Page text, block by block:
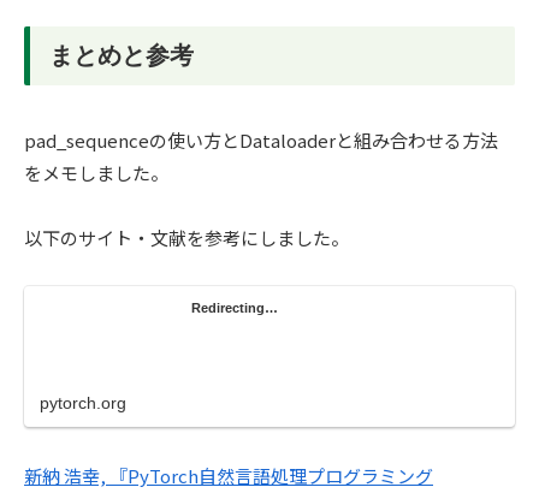
まとめと参考
pad_sequenceの使い方とDataloaderと組み合わせる方法
をメモしました。
以下のサイト・文献を参考にしました。
Redirecting…
pytorch.org
新納 浩幸, 『PyTorch自然言語処理プログラミング